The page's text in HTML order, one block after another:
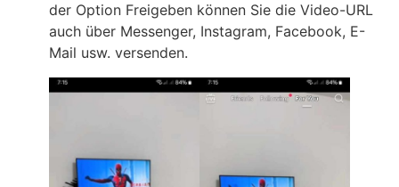
der Option Freigeben können Sie die Video-URL
auch über Messenger, Instagram, Facebook, E-
Mail usw. versenden.